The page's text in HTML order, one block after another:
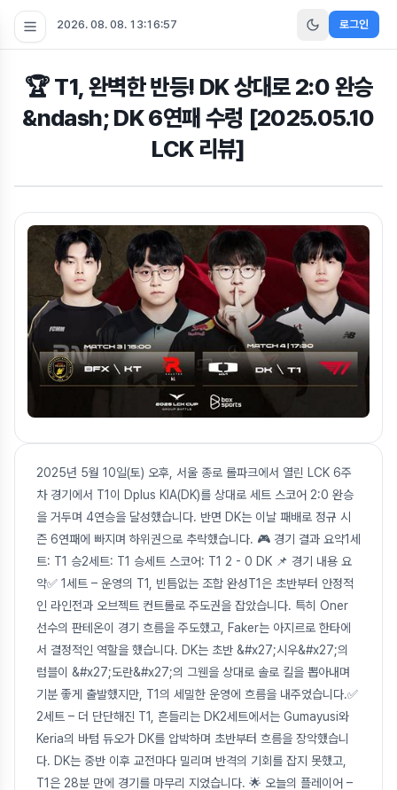
2026. 08. 08. 13:16:58 로그인
🏆 T1, 완벽한 반등! DK 상대로 2:0 완승
&ndash; DK 6연패 수렁 [2025.05.10
LCK 리뷰]
2025년 5월 10일(토) 오후, 서울 종로 롤파크에서 열린 LCK 6주
차 경기에서 T1이 Dplus KIA(DK)를 상대로 세트 스코어 2:0 완승
을 거두며 4연승을 달성했습니다. 반면 DK는 이날 패배로 정규 시
즌 6연패에 빠지며 하위권으로 추락했습니다. 🎮 경기 결과 요약1세
트: T1 승2세트: T1 승세트 스코어: T1 2 - 0 DK 📌 경기 내용 요
약✅ 1세트 – 운영의 T1, 빈틈없는 조합 완성T1은 초반부터 안정적
인 라인전과 오브젝트 컨트롤로 주도권을 잡았습니다. 특히 Oner
선수의 판테온이 경기 흐름을 주도했고, Faker는 아지르로 한타에
서 결정적인 역할을 했습니다. DK는 초반 &#x27;시우&#x27;의
럼블이 &#x27;도란&#x27;의 그웬을 상대로 솔로 킬을 뽑아내며
기분 좋게 출발했지만, T1의 세밀한 운영에 흐름을 내주었습니다.✅
2세트 – 더 단단해진 T1, 흔들리는 DK2세트에서는 Gumayusi와
Keria의 바텀 듀오가 DK를 압박하며 초반부터 흐름을 장악했습니
다. DK는 중반 이후 교전마다 밀리며 반격의 기회를 잡지 못했고,
T1은 28분 만에 경기를 마무리 지었습니다. 🌟 오늘의 플레이어 –